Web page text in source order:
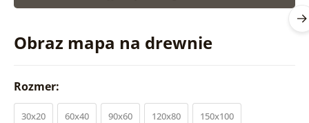
Obraz mapa na drewnie
Rozmer:
30x20 60x40 90x60 120x80 150x100